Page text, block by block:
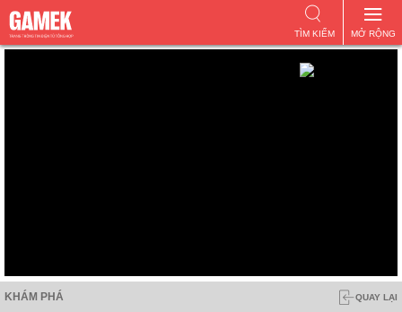
MỞ RỘNG
TÌM KIẾM
KHÁM PHÁ QUAY LẠI